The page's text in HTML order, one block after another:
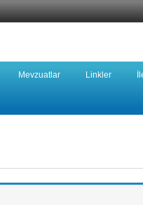
Mevzuatlar Linkler